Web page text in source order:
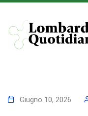
Giugno 10, 2026